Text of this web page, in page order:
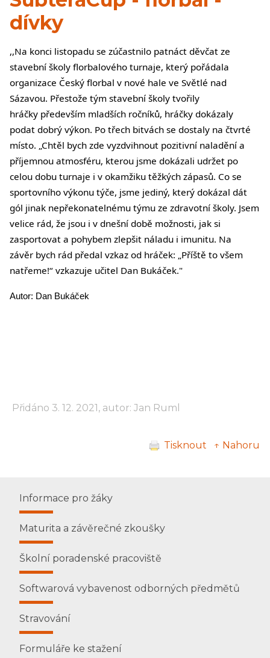
dívky
,,Na konci listopadu se zúčastnilo patnáct děvčat ze
stavební školy florbalového turnaje, který pořádala
organizace Český florbal v nové hale ve Světlé nad
Sázavou. Přestože tým stavební školy tvořily
hráčky především mladších ročníků, hráčky dokázaly
podat dobrý výkon. Po třech bitvách se dostaly na čtvrté
místo. „Chtěl bych zde vyzdvihnout pozitivní naladění a
příjemnou atmosféru, kterou jsme dokázali udržet po
celou dobu turnaje i v okamžiku těžkých zápasů. Co se
sportovního výkonu týče, jsme jediný, který dokázal dát
gól jinak nepřekonatelnému týmu ze zdravotní školy. Jsem
velice rád, že jsou i v dnešní době možnosti, jak si
zasportovat a pohybem zlepšit náladu i imunitu. Na
závěr bych rád předal vzkaz od hráček: „Příště to všem
natřeme!“ vzkazuje učitel Dan Bukáček."
Autor: Dan Bukáček
Přidáno 3. 12. 2021, autor: Jan Ruml
Tisknout ↑ Nahoru
Informace pro žáky
Maturita a závěrečné zkoušky
Školní poradenské pracoviště
Softwarová vybavenost odborných předmětů
Stravování
Formuláře ke stažení